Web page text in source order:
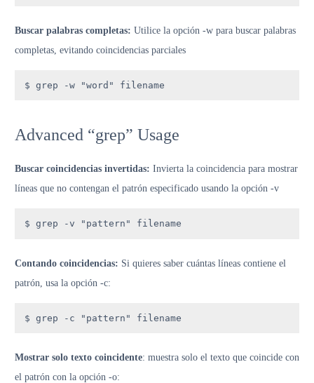
Buscar palabras completas: Utilice la opción -w para buscar palabras
completas, evitando coincidencias parciales
$ grep -w "word" filename
Advanced “grep” Usage
Buscar coincidencias invertidas: Invierta la coincidencia para mostrar
líneas que no contengan el patrón especificado usando la opción -v
$ grep -v "pattern" filename
Contando coincidencias: Si quieres saber cuántas líneas contiene el
patrón, usa la opción -c:
$ grep -c "pattern" filename
Mostrar solo texto coincidente: muestra solo el texto que coincide con
el patrón con la opción -o: